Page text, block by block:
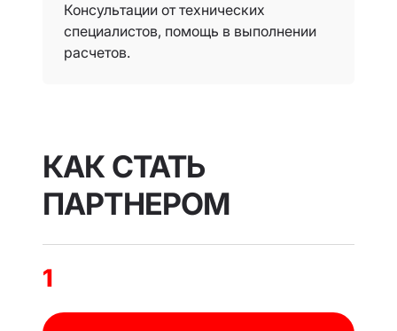
Консультации от технических
специалистов, помощь в выполнении
расчетов.
КАК СТАТЬ
ПАРТНЕРОМ
1